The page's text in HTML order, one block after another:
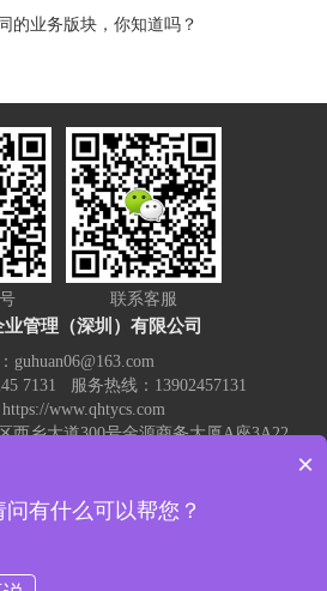
的业务版块，你知道吗？
联系客服
管理（深圳）有限公司
guhuan06@163.com
7131 服务热线：13902457131
www.qhtycs.com
西乡大道300号金源商务大厦A座3A22
记账 注册公司 代账公司
用 营业执照变更注销
务 - 前海天盈企业管理（深圳）有限公司
×
有什么可以帮您？